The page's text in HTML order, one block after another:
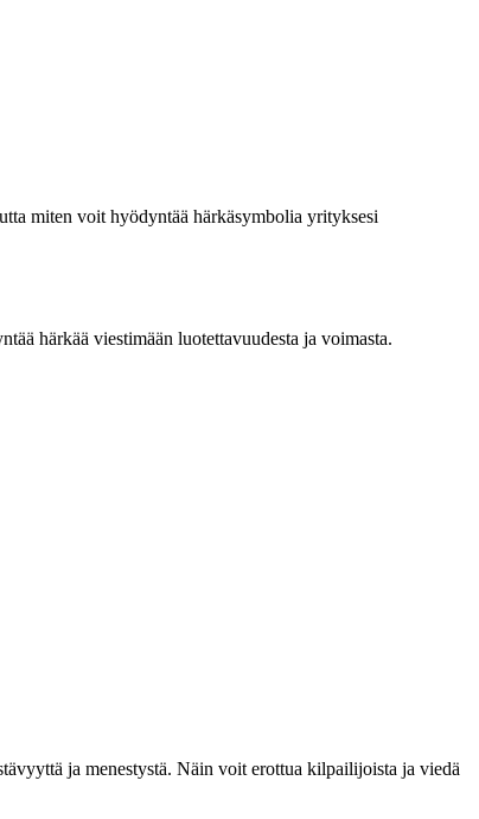
miten voit hyödyntää härkäsymbolia yrityksesi
härkää viestimään luotettavuudesta ja voimasta.
ja menestystä. Näin voit erottua kilpailijoista ja viedä